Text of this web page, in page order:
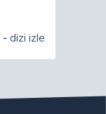
- dizi izle